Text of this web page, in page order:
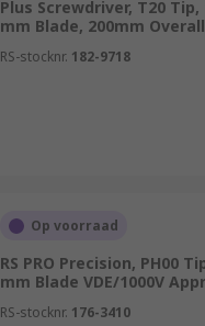
Plus Screwdriver, T20 Tip,
mm Blade, 200mm Overall
RS-stocknr. 182-9718
Op voorraad
RS PRO Precision, PH00
mm Blade VDE/1000V
RS-stocknr. 176-3410